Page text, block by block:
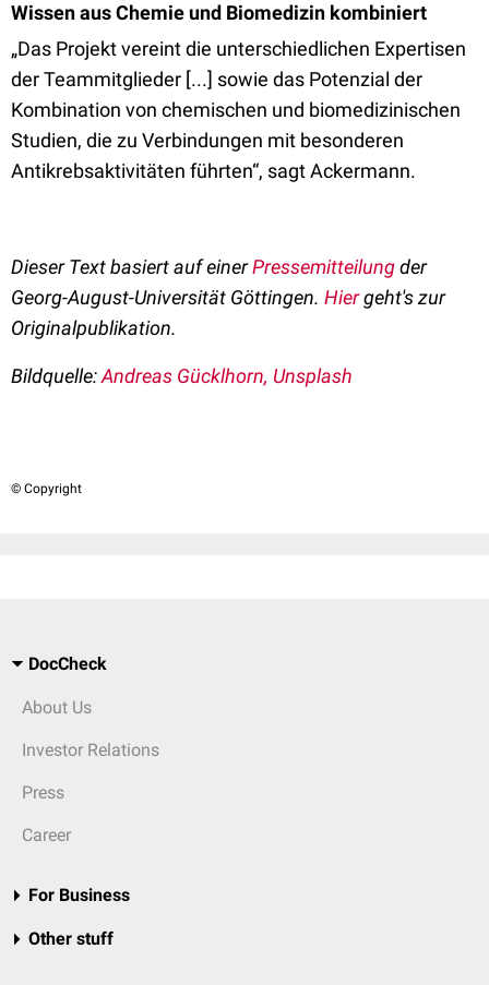
Wissen aus Chemie und Biomedizin kombiniert
„Das Projekt vereint die unterschiedlichen Expertisen
der Teammitglieder [...] sowie das Potenzial der
Kombination von chemischen und biomedizinischen
Studien, die zu Verbindungen mit besonderen
Antikrebsaktivitäten führten“, sagt Ackermann.
Dieser Text basiert auf einerPressemitteilungder
Georg-August-Universität Göttingen. Hiergeht's zur
Originalpublikation.
Bildquelle:Andreas Gücklhorn, Unsplash
© Copyright
DocCheck
About Us
Investor Relations
Press
Career
For Business
Other stuff